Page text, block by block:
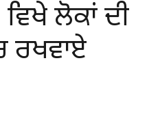
ਲੋਕਾਂ ਦੀ